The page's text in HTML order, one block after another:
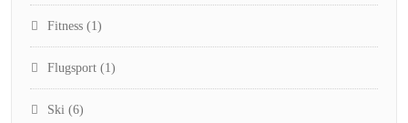
Fitness (1)
Flugsport (1)
Ski (6)